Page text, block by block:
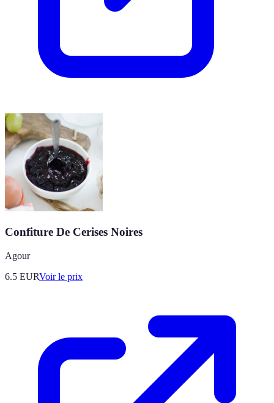
Confiture De Cerises Noires
Agour
6.5 EURVoir le prix